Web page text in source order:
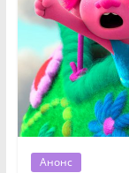
Анонс